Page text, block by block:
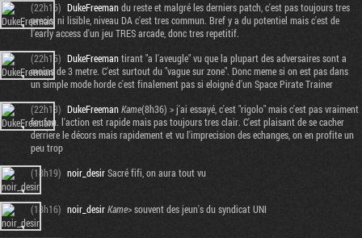
(22h16) DukeFreemandu reste et malgré les derniers patch, c'est pas toujours tres
precis, ni lisible, niveau DA c'est tres commun. Bref y a du potentiel mais c'est de
l'early access d'un jeu TRES arcade, donc tres repetitif.
(22h15) DukeFreemantirant "a l'aveugle" vu que la plupart des adversaires sont a
moins de 3 metre. C'est surtout du "vague sur zone". Donc meme si on est pas dans
un simple mode horde c'est finalement pas si eloigné d'un Space Pirate Trainer
(22h13) DukeFreemanKame(8h36) > j'ai essayé, c'est "rigolo" mais c'est pas vraiment
foufou. l'action est rapide mais pas toujours tres clair. C'est plaisant de se cacher
derriere le décors mais rapidement et vu l'imprecision des echanges, on en profite un
peu trop
(18h19) noir_desirSacré fifi, on aura tout vu
(18h16) noir_desirKame> souvent des jeun's du syndicat UNI
Tribune